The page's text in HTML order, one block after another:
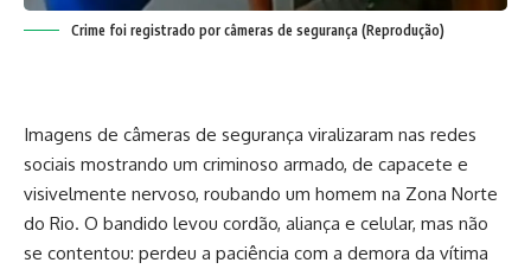
Crime foi registrado por câmeras de segurança (Reprodução)
Imagens de câmeras de segurança viralizaram nas redes
sociais mostrando um criminoso armado, de capacete e
visivelmente nervoso, roubando um homem na Zona Norte
do Rio. O bandido levou cordão, aliança e celular, mas não
se contentou: perdeu a paciência com a demora da vítima